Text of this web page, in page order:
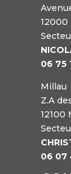
12000
06 75
Millau
Z.A
12100
06 07